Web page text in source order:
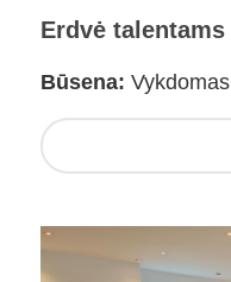
Erdvė talentams
Būsena: Vykdomas